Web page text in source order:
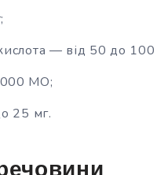
— від 50 до 100
МО;
25 мг.